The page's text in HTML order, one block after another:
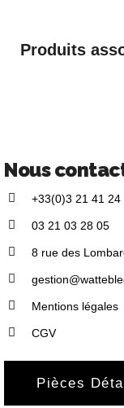
Produits
Nous
+33(0)3 21 41 24
03 21 03 28 05
8 rue des
Mentions légales
CGV
Pièces